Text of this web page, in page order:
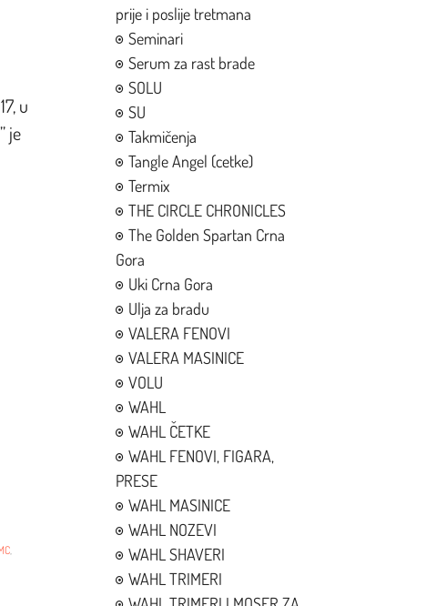
u
je
prije i poslije tretmana
Seminari
Serum za rast brade
SOLU
SU
Takmičenja
Tangle Angel (cetke)
Termix
THE CIRCLE CHRONICLES
The Golden Spartan Crna
Gora
Uki Crna Gora
Ulja za bradu
VALERA FENOVI
VALERA MASINICE
VOLU
WAHL
WAHL ČETKE
WAHL FENOVI, FIGARA,
PRESE
WAHL MASINICE
WAHL NOZEVI
WAHL SHAVERI
WAHL TRIMERI